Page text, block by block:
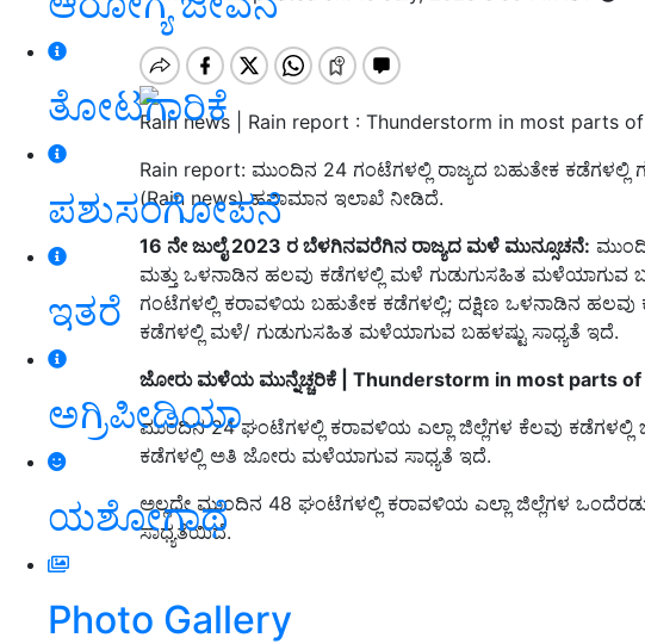
ತೋಟಗಾರಿಕೆ
ಪಶುಸಂಗೋಪನೆ
ಇತರೆ
ಅಗ್ರಿಪೀಡಿಯಾ
ಯಶೋಗಾಥೆ
Photo Gallery
Rain news | Rain report : Thunderstorm in most parts
Rain report: ಮುಂದಿನ 24 ಗಂಟೆಗಳಲ್ಲಿ ರಾಜ್ಯದ ಬಹುತೇಕ
(Rain news) ಹವಾಮಾನ ಇಲಾಖೆ ನೀಡಿದೆ.
16 ನೇ ಜುಲೈ 2023 ರ ಬೆಳಗಿನವರೆಗಿನ ರಾಜ್ಯದ ಮಳೆ ಮುನ್ಸೂಚನೆ:
ಮತ್ತು ಒಳನಾಡಿನ ಹಲವು ಕಡೆಗಳಲ್ಲಿ ಮಳೆ ಗುಡುಗುಸಹಿತ ಮಳೆಯಾಗುವ
ಗಂಟೆಗಳಲ್ಲಿ ಕರಾವಳಿಯ ಬಹುತೇಕ ಕಡೆಗಳಲ್ಲಿ; ದಕ್ಷಿಣ ಒಳನಾಡಿನ ಹಲವು
ಕಡೆಗಳಲ್ಲಿ ಮಳೆ/ ಗುಡುಗುಸಹಿತ ಮಳೆಯಾಗುವ ಬಹಳಷ್ಟು ಸಾಧ್ಯತೆ ಇದೆ.
ಜೋರುಮಳೆಯ ಮುನ್ನೆಚ್ಚರಿಕೆ | Thunderstorm in most parts
ಮುಂದಿನ 24 ಘಂಟೆಗಳಲ್ಲಿ ಕರಾವಳಿಯ ಎಲ್ಲಾ ಜಿಲ್ಲೆಗಳ ಕೆಲವು
ಕಡೆಗಳಲ್ಲಿ ಅತಿ ಜೋರು ಮಳೆಯಾಗುವ ಸಾಧ್ಯತೆ ಇದೆ.
ಅಲ್ಲದೇ ಮುಂದಿನ 48 ಘಂಟೆಗಳಲ್ಲಿ ಕರಾವಳಿಯ ಎಲ್ಲಾ ಜಿಲ್ಲೆಗಳ
ಸಾಧ್ಯತೆಯಿದೆ.